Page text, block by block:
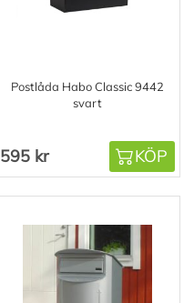
Postlåda Habo Classic 9442
svart
595 kr KÖP